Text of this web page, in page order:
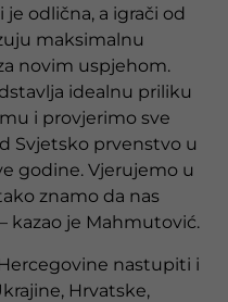
odlična, a igrači od
maksimalnu
novim uspjehom.
idealnu priliku
i provjerimo sve
Svjetsko prvenstvo u
godine. Vjerujemo u
znamo da nas
kazao je Mahmutović.
nastupiti i
Hrvatske,